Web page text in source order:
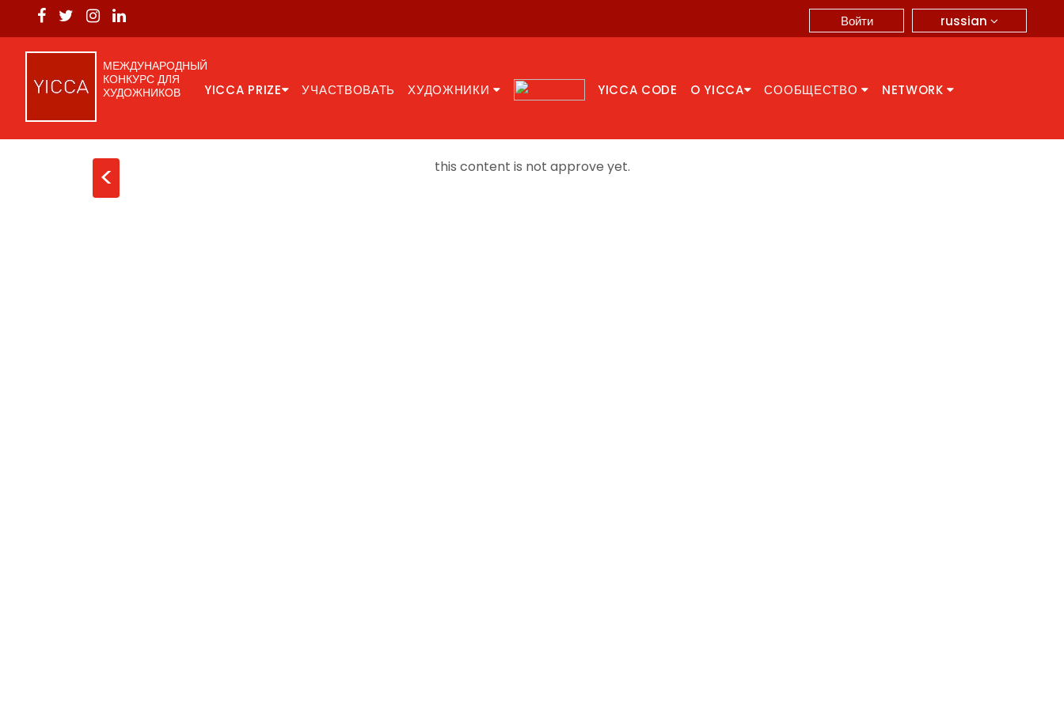
russian
Войти
МЕЖДУНАРОДНЫЙ
КОНКУРС ДЛЯ
ХУДОЖНИКОВ
YICCA PRIZE УЧАСТВОВАТЬ ХУДОЖНИКИ YICCA CODE O YICCA СООБЩЕСТВО NETWORK
< this content is not approve yet.